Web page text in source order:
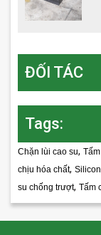
ĐỐI TÁC
Tags:
Chặn lùi cao su,
chịu hóa chất,
su chống trượt, Tấm